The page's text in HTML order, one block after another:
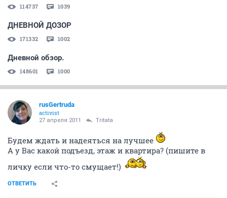
114737 1039
ДНЕВНОЙ ДОЗОР
171332 1002
Дневной обзор.
148601 1000
rusGertruda
activist
27 апреля 2011 Tritata
Будем ждать и надеяться на лучшее
А у Вас какой подъезд, этаж и квартира? (пишите в
личку если что-то смущает!)
ОТВЕТИТЬ